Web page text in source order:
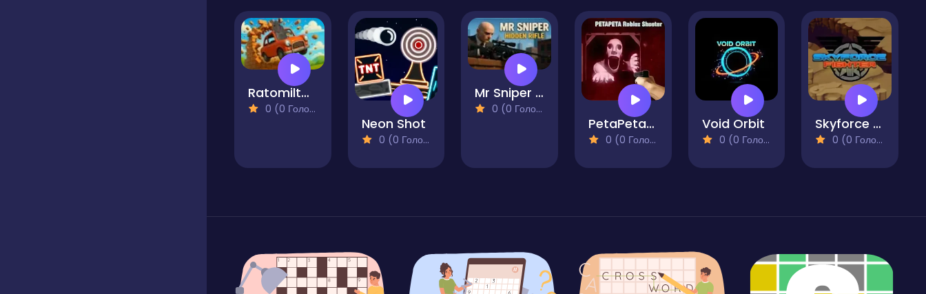
Ratomilton Flying Car Race
0 (0 Голосів)
Neon Shot
0 (0 Голосів)
Mr Sniper Hidden Rifle
0 (0 Голосів)
PetaPeta Roblox Shooter
0 (0 Голосів)
Void Orbit
0 (0 Голосів)
Skyforce Fighter
0 (0 Голосів)